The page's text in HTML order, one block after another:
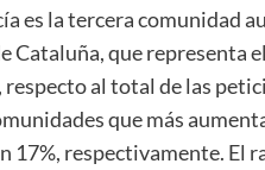
es la tercera comunidad
Cataluña, que representa
al total de las
que más
respectivamente. El